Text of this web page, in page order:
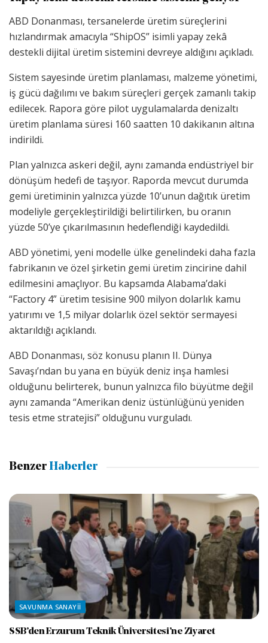
ABD Donanması, tersanelerde üretim süreçlerini
hızlandırmak amacıyla “ShipOS” isimli yapay zekâ
destekli dijital üretim sistemini devreye aldığını açıkladı.
Sistem sayesinde üretim planlaması, malzeme yönetimi,
iş gücü dağılımı ve bakım süreçleri gerçek zamanlı takip
edilecek. Rapora göre pilot uygulamalarda denizaltı
üretim planlama süresi 160 saatten 10 dakikanın altına
indirildi.
Plan yalnızca askeri değil, aynı zamanda endüstriyel bir
dönüşüm hedefi de taşıyor. Raporda mevcut durumda
gemi üretiminin yalnızca yüzde 10’unun dağıtık üretim
modeliyle gerçekleştirildiği belirtilirken, bu oranın
yüzde 50’ye çıkarılmasının hedeflendiği kaydedildi.
ABD yönetimi, yeni modelle ülke genelindeki daha fazla
fabrikanın ve özel şirketin gemi üretim zincirine dahil
edilmesini amaçlıyor. Bu kapsamda Alabama’daki
“Factory 4” üretim tesisine 900 milyon dolarlık kamu
yatırımı ve 1,5 milyar dolarlık özel sektör sermayesi
aktarıldığı açıklandı.
ABD Donanması, söz konusu planın II. Dünya
Savaşı’ndan bu yana en büyük deniz inşa hamlesi
olduğunu belirterek, bunun yalnızca filo büyütme değil
aynı zamanda “Amerikan deniz üstünlüğünü yeniden
tesis etme stratejisi” olduğunu vurguladı.
Benzer Haberler
SAVUNMA SANAYII
SSB’den Erzurum Teknik Üniversitesi’ne Ziyaret